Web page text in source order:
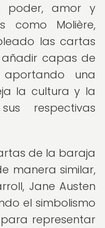
poder, amor y
como Molière,
las cartas
capas de
una
la cultura y la
respectivas
de la baraja
manera similar,
Jane Austen
el simbolismo
representar